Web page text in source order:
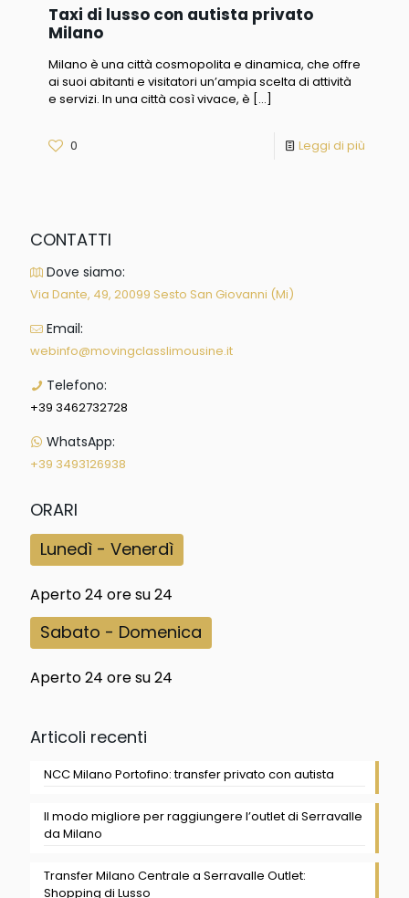
Taxi di lusso con autista privato
Milano
Milano è una città cosmopolita e dinamica, che offre
ai suoi abitanti e visitatori un’ampia scelta di attività
e servizi. In una città così vivace, è […]
0 Leggi di più
CONTATTI
Dove siamo:
Via Dante, 49, 20099 Sesto San Giovanni (Mi)
Email:
webinfo@movingclasslimousine.it
Telefono:
+39 3462732728
WhatsApp:
+39 3493126938
ORARI
Lunedì - Venerdì
Aperto 24 ore su 24
Sabato - Domenica
Aperto 24 ore su 24
Articoli recenti
NCC Milano Portofino: transfer privato con autista
Il modo migliore per raggiungere l’outlet di Serravalle
da Milano
Transfer Milano Centrale a Serravalle Outlet:
Shopping di Lusso